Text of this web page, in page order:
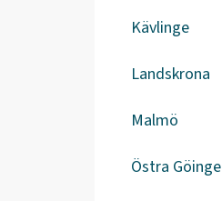
Kävlinge
Landskrona
Malmö
Östra Göinge